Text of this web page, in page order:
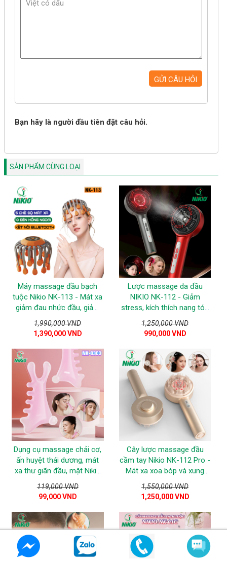
Bạn hãy là người đầu tiên đặt câu hỏi.
SẢN PHẨM CÙNG LOẠI
Máy massage đầu bạch
tuộc Nikio NK-113 - Mát xa
giảm đau nhức đầu, giảm
stress, 20 chân
1,990,000 VND
1,390,000 VND
Lược massage da đầu
NIKIO NK-112 - Giảm
stress, kích thích nang tóc
và ngăn ngừa tóc gãy rụng
1,250,000 VND
990,000 VND
Dụng cụ massage chải cơ,
ấn huyệt thái dương, mát
xa thư giãn đầu, mặt Nikio
NK-03C3
119,000 VND
99,000 VND
Cây lược massage đầu
cầm tay Nikio NK-112 Pro -
Mát xa xoa bóp và xung
điện trị liệu giảm đau nhức
đầu
1,550,000 VND
1,250,000 VND